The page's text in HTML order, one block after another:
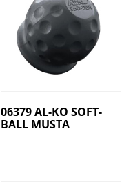
06379 AL-KO SOFT-
BALL MUSTA